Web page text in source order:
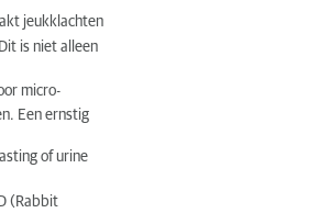
jeukklachten
is niet alleen
micro-
Een ernstig
of urine
(Rabbit